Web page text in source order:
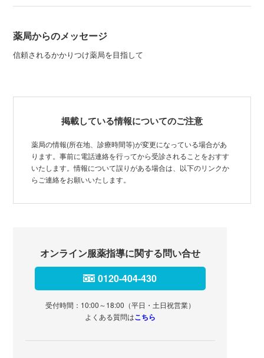
薬局からのメッセージ
信頼されるかかりつけ薬局を目指して
掲載している情報についてのご注意
薬局の情報(所在地、診療時間等)が変更になっている場合があ
ります。事前に電話連絡を行ってから受診されることをおすす
いたします。情報について誤りがある場合は、以下のリンクか
らご連絡をお願いいたします。
オンライン服薬指導に関する問い合せ
0120-404-430
受付時間：10:00～18:00（平日・土日祝営業）
よくある質問はこちら